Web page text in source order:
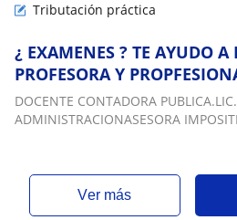
Tributación práctica
¿ EXAMENES ? TE AYUDO A
PROFESORA Y
DOCENTE CONTADORA
ADMINISTRACIONASESORA
ver más